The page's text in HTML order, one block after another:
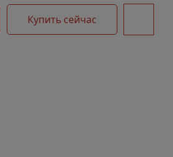
Купить сейчас